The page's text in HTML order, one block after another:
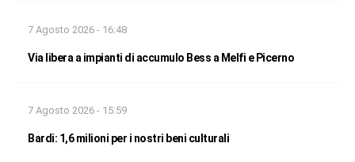
7 Agosto 2026 - 16:48
Via libera a impianti di accumulo Bess a Melfi e Picerno
7 Agosto 2026 - 15:59
Bardi: 1,6 milioni per i nostri beni culturali